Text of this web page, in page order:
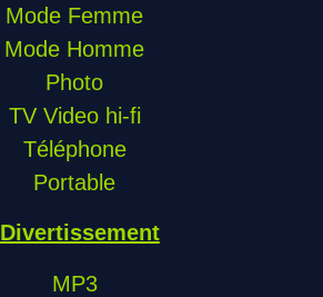
Mode Femme
Mode Homme
Photo
TV Video hi-fi
Téléphone
Portable
Divertissement
MP3